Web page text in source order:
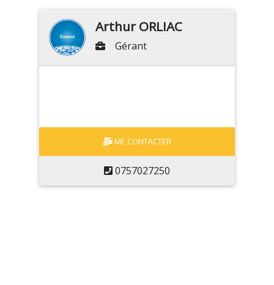
Arthur ORLIAC
Gérant
ME CONTACTER
0757027250